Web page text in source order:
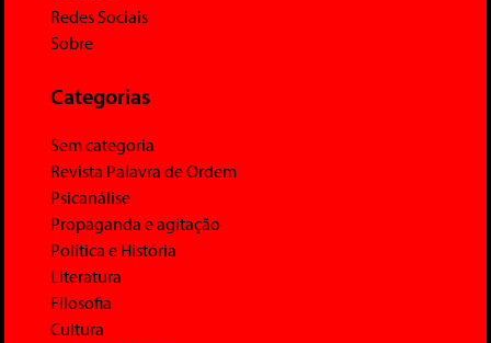
Redes Sociais
Sobre
Categorias
Sem categoria
Revista Palavra de Ordem
Psicanálise
Propaganda e agitação
Política e História
Literatura
Filosofia
Cultura